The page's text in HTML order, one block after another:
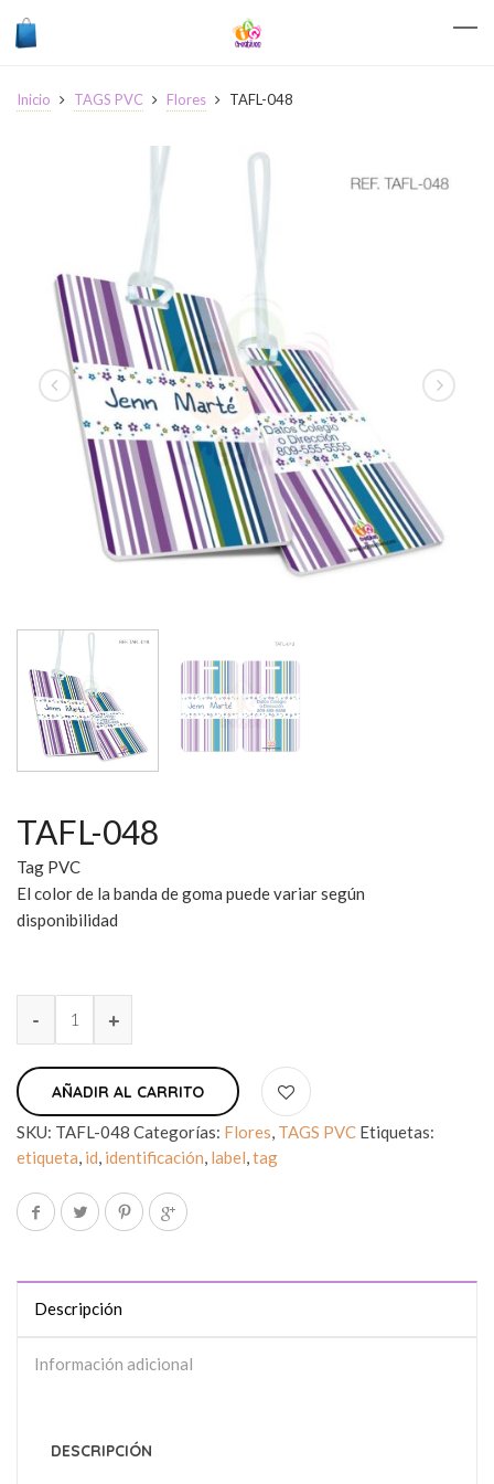
Inicio TAGS PVC Flores TAFL-048
TAFL-048
Tag PVC
El color de la banda de goma puede variar según
disponibilidad
AÑADIR AL CARRITO
SKU: TAFL-048 Categorías: Flores, TAGS PVC Etiquetas:
etiqueta, id, identificación, label,tag
Descripción
Información adicional
DESCRIPCIÓN